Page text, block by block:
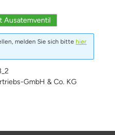
Ausatemventil
melden Sie sich bitte hier
GmbH & Co. KG